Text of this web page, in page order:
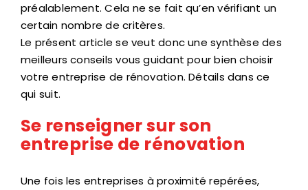
préalablement. Cela ne se fait qu’en vérifiant un
certain nombre de critères.
Le présent article se veut donc une synthèse des
meilleurs conseils vous guidant pour bien choisir
votre entreprise de rénovation. Détails dans ce
qui suit.
Se renseigner sur son
entreprise de rénovation
Une fois les entreprises à proximité repérées,